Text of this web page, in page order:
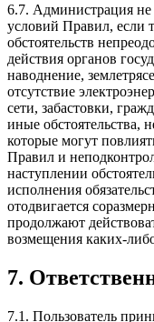
6.7. Администрация не
условий Правил, если
обстоятельств
действия органов
наводнение,
отсутствие
сети, забастовки,
иные обстоятельства,
которые могут
Правил и
наступлении
исполнения
отодвигается
продолжают
возмещения каких-
7.
7.1. Пользователь